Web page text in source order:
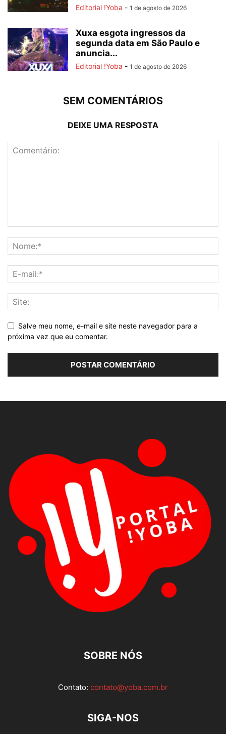
Editorial !Yoba - 1 de agosto de 2026
Xuxa esgota ingressos da
segunda data em São Paulo e
anuncia...
Editorial !Yoba - 1 de agosto de 2026
SEM COMENTÁRIOS
DEIXE UMA RESPOSTA
Salve meu nome, e-mail e site neste navegador para a
próxima vez que eu comentar.
SOBRE NÓS
Contato: contato@yoba.com.br
SIGA-NOS